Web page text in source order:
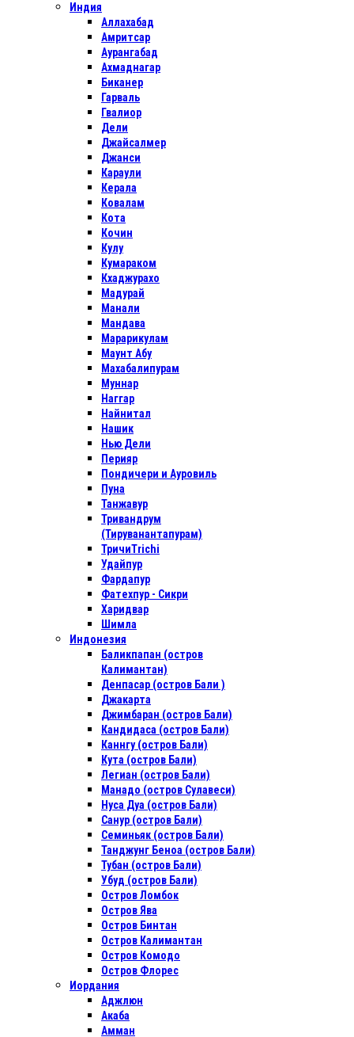
Индия
Аллахабад
Амритсар
Аурангабад
Ахмаднагар
Биканер
Гарваль
Гвалиор
Дели
Джайсалмер
Джанси
Караули
Керала
Ковалам
Кота
Кочин
Кулу
Кумараком
Кхаджурахо
Мадурай
Манали
Мандава
Марарикулам
Маунт Абу
Махабалипурам
Муннар
Наггар
Найнитал
Нашик
Нью Дели
Перияр
Пондичери и Ауровиль
Пуна
Танжавур
Тривандрум
(Тируванантапурам)
ТричиTrichi
Удайпур
Фардапур
Фатехпур - Сикри
Харидвар
Шимла
Индонезия
Баликпапан (остров
Калимантан)
Денпасар (остров Бали )
Джакарта
Джимбаран (остров Бали)
Кандидаса (остров Бали)
Каннгу (остров Бали)
Кута (остров Бали)
Легиан (остров Бали)
Манадо (остров Сулавеси)
Нуса Дуа (остров Бали)
Санур (остров Бали)
Семиньяк (остров Бали)
Танджунг Беноа (остров Бали)
Тубан (остров Бали)
Убуд (остров Бали)
Остров Ломбок
Остров Ява
Остров Бинтан
Остров Калимантан
Остров Комодо
Остров Флорес
Иордания
Аджлюн
Акаба
Амман